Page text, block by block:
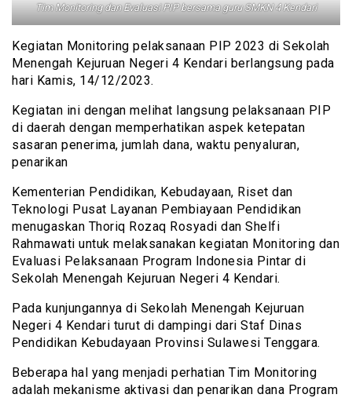
Tim Monitoring dan Evaluasi PIP bersama guru SMKN 4 Kendari
Kegiatan Monitoring pelaksanaan PIP 2023 di Sekolah
Menengah Kejuruan Negeri 4 Kendari berlangsung pada
hari Kamis, 14/12/2023.
Kegiatan ini dengan melihat langsung pelaksanaan PIP
di daerah dengan memperhatikan aspek ketepatan
sasaran penerima, jumlah dana, waktu penyaluran,
penarikan
Kementerian Pendidikan, Kebudayaan, Riset dan
Teknologi Pusat Layanan Pembiayaan Pendidikan
menugaskan Thoriq Rozaq Rosyadi dan Shelfi
Rahmawati untuk melaksanakan kegiatan Monitoring dan
Evaluasi Pelaksanaan Program Indonesia Pintar di
Sekolah Menengah Kejuruan Negeri 4 Kendari.
Pada kunjungannya di Sekolah Menengah Kejuruan
Negeri 4 Kendari turut di dampingi dari Staf Dinas
Pendidikan Kebudayaan Provinsi Sulawesi Tenggara.
Beberapa hal yang menjadi perhatian Tim Monitoring
adalah mekanisme aktivasi dan penarikan dana Program